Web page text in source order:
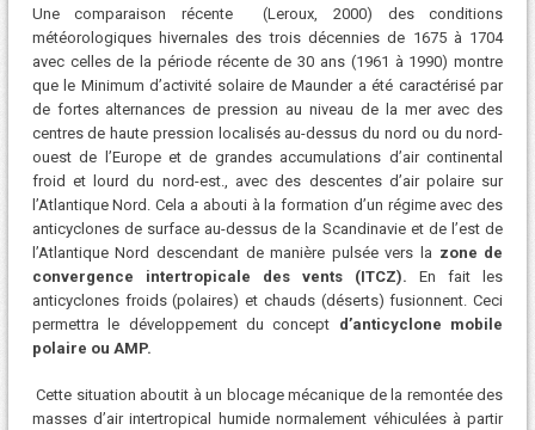
Une comparaison récente (Leroux, 2000) des conditions
météorologiques hivernales des trois décennies de 1675 à 1704
avec celles de la période récente de 30 ans (1961 à 1990) montre
que le Minimum d’activité solaire de Maunder a été caractérisé par
de fortes alternances de pression au niveau de la mer avec des
centres de haute pression localisés au-dessus du nord ou du nord-
ouest de l’Europe et de grandes accumulations d’air continental
froid et lourd du nord-est., avec des descentes d’air polaire sur
l’Atlantique Nord. Cela a abouti à la formation d’un régime avec des
anticyclones de surface au-dessus de la Scandinavie et de l’est de
l’Atlantique Nord descendant de manière pulsée vers la zone de
convergence intertropicale des vents (ITCZ). En fait les
anticyclones froids (polaires) et chauds (déserts) fusionnent. Ceci
permettra le développement du concept d’anticyclone mobile
polaire ou AMP.
Cette situation aboutit à un blocage mécanique de la remontée des
masses d’air intertropical humide normalement véhiculées à partir